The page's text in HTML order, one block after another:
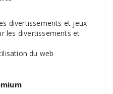
divertissements et jeux
les divertissements et
du web